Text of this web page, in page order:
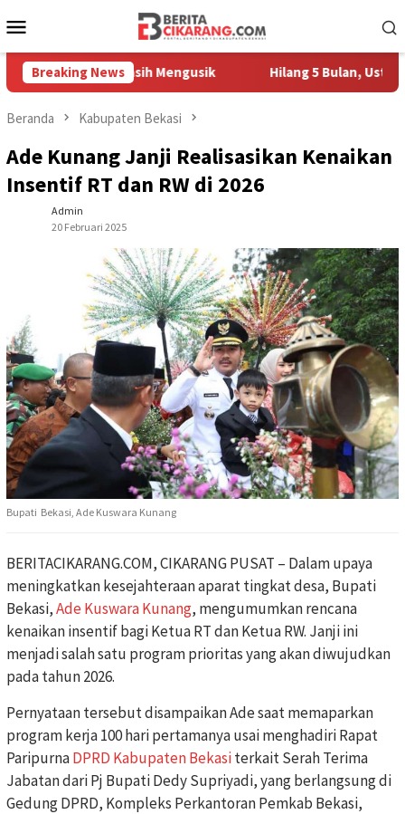
ke
Mobile
Breaking News
Masih Mengusik Hilang 5 Bulan, Ustadz Ujang
Beranda Kabupaten Bekasi
Ade Kunang Janji Realisasikan Kenaikan
Insentif RT dan RW di 2026
Admin
20 Februari 2025
Bupati Bekasi, Ade Kuswara Kunang
BERITACIKARANG.COM, CIKARANG PUSAT – Dalam upaya
meningkatkan kesejahteraan aparat tingkat desa, Bupati
Bekasi,Ade Kuswara Kunang, mengumumkan rencana
kenaikan insentif bagi Ketua RT dan Ketua RW. Janji ini
menjadi salah satu program prioritas yang akan diwujudkan
pada tahun 2026.
Pernyataan tersebut disampaikan Ade saat memaparkan
program kerja 100 hari pertamanya usai menghadiri Rapat
ParipurnaDPRD Kabupaten Bekasiterkait Serah Terima
Jabatan dari Pj Bupati Dedy Supriyadi, yang berlangsung di
Gedung DPRD, Kompleks Perkantoran Pemkab Bekasi,